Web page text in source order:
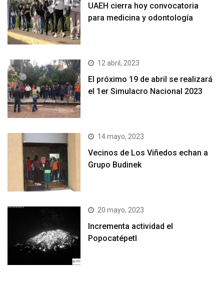
UAEH cierra hoy convocatoria
para medicina y odontología
12 abril, 2023
El próximo 19 de abril se realizará
el 1er Simulacro Nacional 2023
14 mayo, 2023
Vecinos de Los Viñedos echan a
Grupo Budinek
20 mayo, 2023
Incrementa actividad el
Popocatépetl